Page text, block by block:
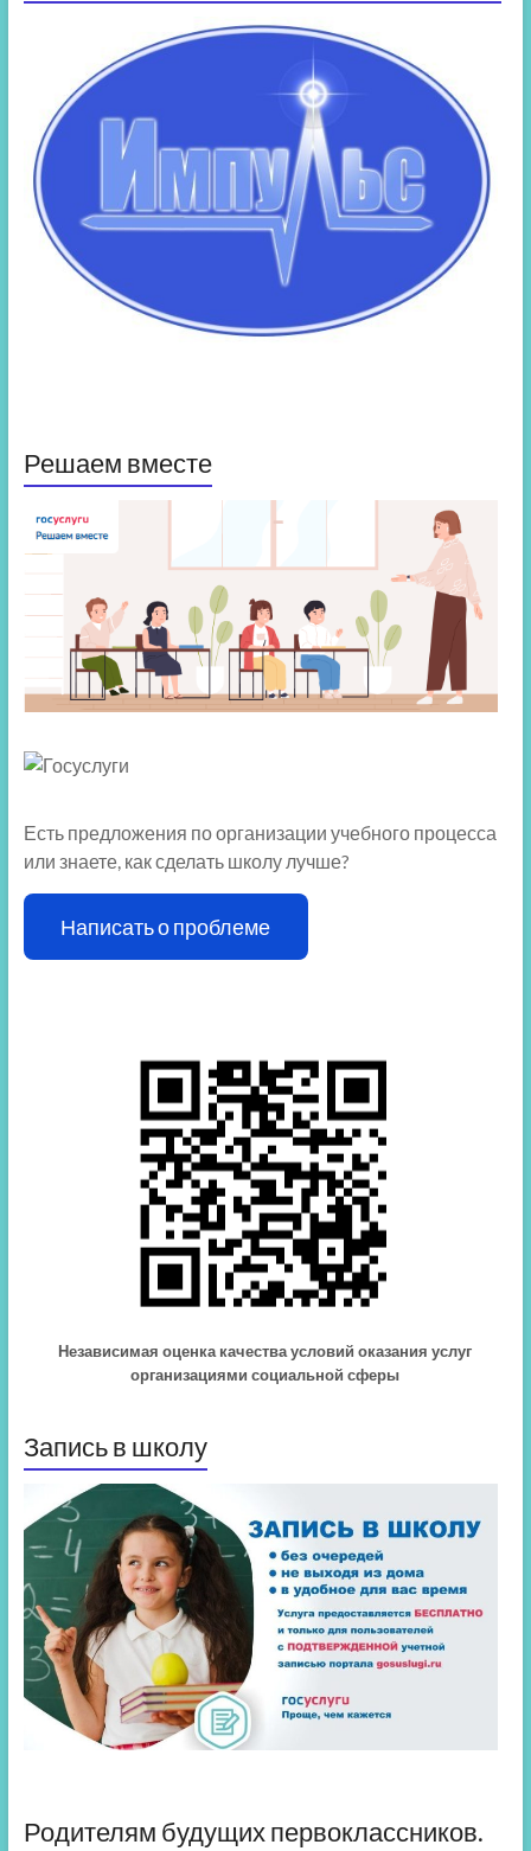
Решаем вместе
Есть предложения по организации учебного процесса
или знаете, как сделать школу лучше?
Написать о проблеме
Независимая оценка качества условий оказания услуг
организациями социальной сферы
Запись в школу
Родителям будущих первоклассников.